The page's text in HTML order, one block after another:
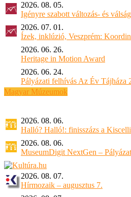
2026. 08. 05.
Igényre szabott változás- és
2026. 07. 01.
Ízek, inklúzió, Veszprém:
2026. 06. 26.
Heritage in Motion Award
2026. 06. 24.
Pályázati felhívás Az Év Tájháza
Magyar Múzeumok
2026. 08. 06.
Halló? Halló!: finisszázs a
2026. 08. 06.
MuseumDigit NextGen –
2026. 08. 07.
Hírmozaik – augusztus 7.